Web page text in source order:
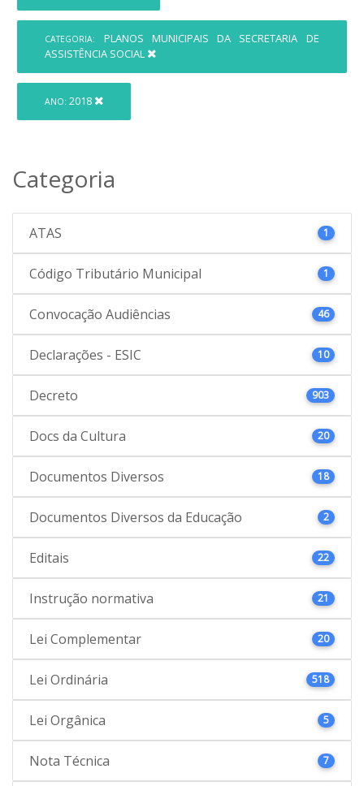
CATEGORIA:
PLANOS MUNICIPAIS DA SECRETARIA DE
ASSISTÊNCIA SOCIAL
ANO: 2018
Categoria
ATAS 1
Código Tributário Municipal 1
Convocação Audiências 46
Declarações - ESIC 10
Decreto 903
Docs da Cultura 20
Documentos Diversos 18
Documentos Diversos da Educação 2
Editais 22
Instrução normativa 21
Lei Complementar 20
Lei Ordinária 518
Lei Orgânica 5
Nota Técnica 7